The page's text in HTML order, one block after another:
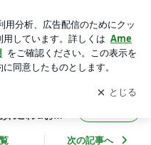
サルタント藤重知子の日々
新通知
を受け取りまし
開く
れこれ＆お役
次の記事へ